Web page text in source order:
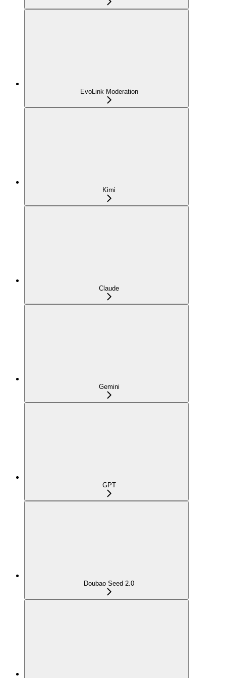
EvoLink Moderation
Kimi
Claude
Gemini
GPT
Doubao Seed 2.0